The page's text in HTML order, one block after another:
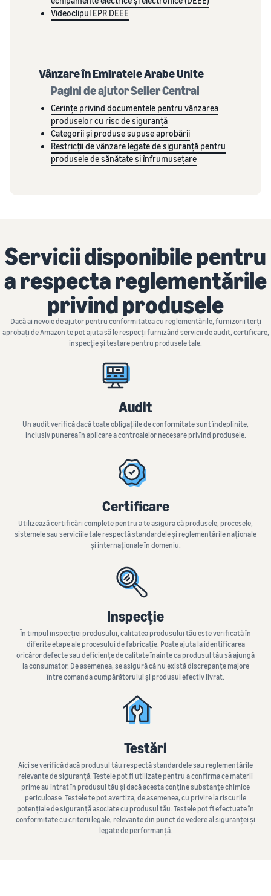
Videoclipul EPR DEEE
Vânzare în Emiratele Arabe Unite
Pagini de ajutor Seller Central
Cerințe privind documentele pentru vânzarea
produselor cu risc de siguranță
Categorii și produse supuse aprobării
Restricții de vânzare legate de siguranță pentru
produsele de sănătate și înfrumusețare
Servicii disponibile pentru
a respecta reglementările
privind produsele
Dacă ai nevoie de ajutor pentru conformitatea cu reglementările, furnizorii terți
aprobați de Amazon te pot ajuta să le respecți furnizând servicii de audit, certificare,
inspecție și testare pentru produsele tale.
Audit
Un audit verifică dacă toate obligațiile de conformitate sunt îndeplinite,
inclusiv punerea în aplicare a controalelor necesare privind produsele.
Certificare
Utilizează certificări complete pentru a te asigura că produsele, procesele,
sistemele sau serviciile tale respectă standardele și reglementările naționale
și internaționale în domeniu.
Inspecție
În timpul inspecției produsului, calitatea produsului tău este verificată în
diferite etape ale procesului de fabricație. Poate ajuta la identificarea
oricăror defecte sau deficiențe de calitate înainte ca produsul tău să ajungă
la consumator. De asemenea, se asigură că nu există discrepanțe majore
între comanda cumpărătorului și produsul efectiv livrat.
Testări
Aici se verifică dacă produsul tău respectă standardele sau reglementările
relevante de siguranță. Testele pot fi utilizate pentru a confirma ce materii
prime au intrat în produsul tău și dacă acesta conține substanțe chimice
periculoase. Testele te pot avertiza, de asemenea, cu privire la riscurile
potențiale de siguranță asociate cu produsul tău. Testele pot fi efectuate în
conformitate cu criterii legale, relevante din punct de vedere al siguranței și
legate de performanță.